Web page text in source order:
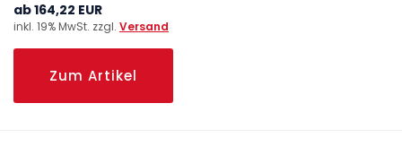
ab 164,22 EUR
inkl. 19% MwSt. zzgl. Versand
Zum Artikel